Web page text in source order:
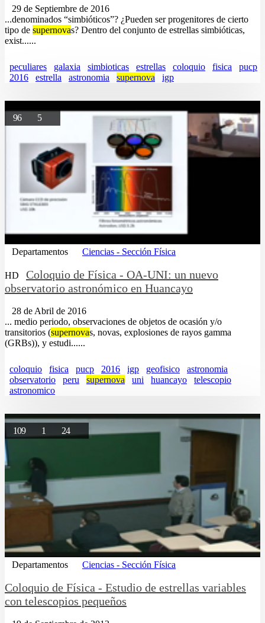
29 de Septiembre de 2016
...denominados “simbióticos”? ¿Pueden ser progenitores de cierto
tipo de supernovas? Dentro del conjunto de estrellas simbióticas,
exist......
peculiares galaxia simbioticas estrellas coloquio fisica
pucp
2016
estrella astronomia supernova igp
96 5
Departamentos Ciencias - Sección Física
HD
Coloquio de Física - OA-UNI: un nuevo
observatorio astronómico en Huancayo
28 de Abril de 2016
... medio periodo, observaciones de objetos de ocasión y/o
transitorios (supernovas, novas, explosiones de rayos gamma
(GRBs)), y estudi......
coloquio fisica pucp 2016 igp geofisico
astronomia
observatorio
peru supernova uni huancayo
telescopio
astronomico
109 1 24
Departamentos Ciencias - Sección Física
Coloquio de Física - Estudio de estrellas variables
con telescopios pequeños